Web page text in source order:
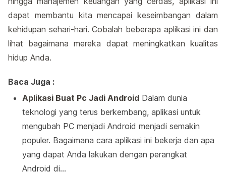
dapat membantu kita mencapai keseimbangan dalam
kehidupan sehari-hari. Cobalah beberapa aplikasi ini dan
lihat bagaimana mereka dapat meningkatkan kualitas
hidup Anda.
Baca Juga :
Aplikasi Buat Pc Jadi Android Dalam dunia
teknologi yang terus berkembang, aplikasi untuk
mengubah PC menjadi Android menjadi semakin
populer. Bagaimana cara aplikasi ini bekerja dan apa
yang dapat Anda lakukan dengan perangkat
Android di…